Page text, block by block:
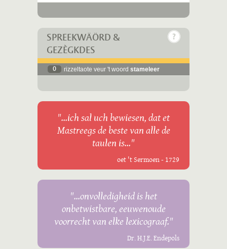
SPREEKWÄÖRD &
GEZÈGKDES
0 rizzeltaote veur 't woord stameleer
"...ich sal uch bewiesen, dat et
Mastreegs de beste van alle de
taulen is..."
oet 't Sermoen - 1729
"...onvolledigheid is het
onbetwistbare, eeuwenoude
voorrecht van elke lexicograaf."
Dr. H.J.E. Endepols